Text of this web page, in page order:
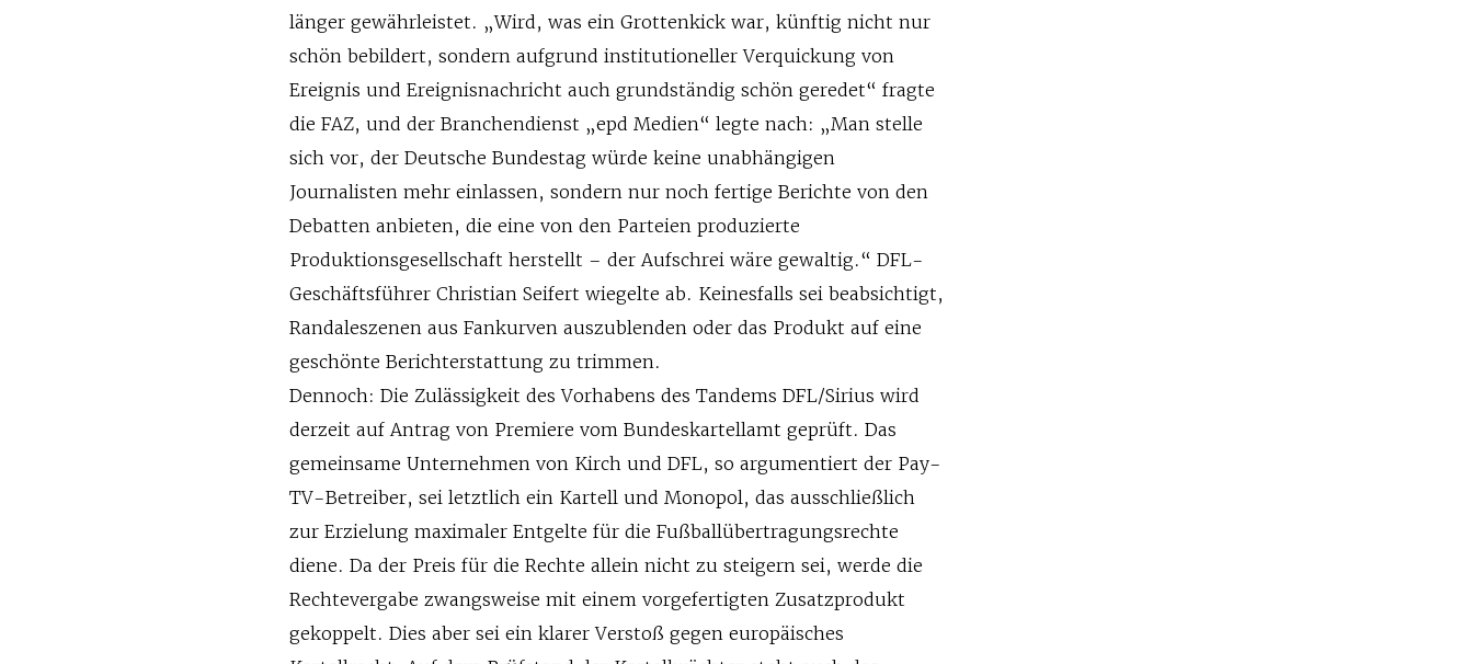
länger gewährleistet. „Wird, was ein Grottenkick war, künftig nicht nur
schön bebildert, sondern aufgrund institutioneller Verquickung von
Ereignis und Ereignisnachricht auch grundständig schön geredet“ fragte
die FAZ, und der Branchendienst „epd Medien“ legte nach: „Man stelle
sich vor, der Deutsche Bundestag würde keine unabhängigen
Journalisten mehr einlassen, sondern nur noch fertige Berichte von den
Debatten anbieten, die eine von den Parteien produzierte
Produktionsgesellschaft herstellt – der Aufschrei wäre gewaltig.“ DFL-
Geschäftsführer Christian Seifert wiegelte ab. Keinesfalls sei beabsichtigt,
Randaleszenen aus Fankurven auszublenden oder das Produkt auf eine
geschönte Berichterstattung zu trimmen.
Dennoch: Die Zulässigkeit des Vorhabens des Tandems DFL/Sirius wird
derzeit auf Antrag von Premiere vom Bundeskartellamt geprüft. Das
gemeinsame Unternehmen von Kirch und DFL, so argumentiert der Pay-
TV-Betreiber, sei letztlich ein Kartell und Monopol, das ausschließlich
zur Erzielung maximaler Entgelte für die Fußballübertragungsrechte
diene. Da der Preis für die Rechte allein nicht zu steigern sei, werde die
Rechtevergabe zwangsweise mit einem vorgefertigten Zusatzprodukt
gekoppelt. Dies aber sei ein klarer Verstoß gegen europäisches